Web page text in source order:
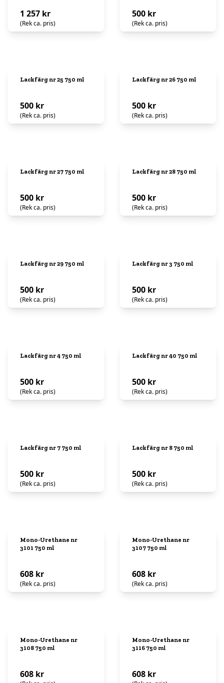
1 257 kr
(Rek ca. pris)
500 kr
(Rek ca. pris)
Lackfärg nr 25 750 ml
500 kr
(Rek ca. pris)
Lackfärg nr 26 750 ml
500 kr
(Rek ca. pris)
Lackfärg nr 27 750 ml
500 kr
(Rek ca. pris)
Lackfärg nr 28 750 ml
500 kr
(Rek ca. pris)
Lackfärg nr 29 750 ml
500 kr
(Rek ca. pris)
Lackfärg nr 3 750 ml
500 kr
(Rek ca. pris)
Lackfärg nr 4 750 ml
500 kr
(Rek ca. pris)
Lackfärg nr 40 750 ml
500 kr
(Rek ca. pris)
Lackfärg nr 7 750 ml
500 kr
(Rek ca. pris)
Lackfärg nr 8 750 ml
500 kr
(Rek ca. pris)
Mono-Urethane nr
3101 750 ml
608 kr
(Rek ca. pris)
Mono-Urethane nr
3107 750 ml
608 kr
(Rek ca. pris)
Mono-Urethane nr
3108 750 ml
608 kr
Mono-Urethane nr
3116 750 ml
608 kr